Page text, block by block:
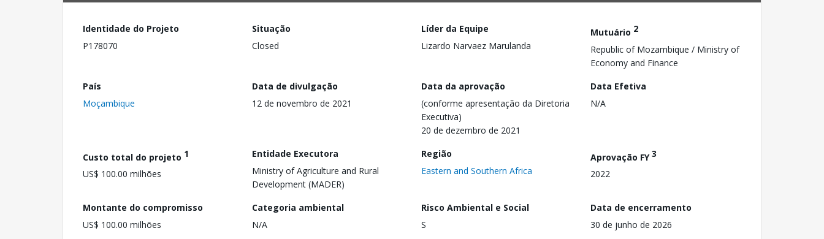
Identidade do Projeto
P178070
Situação
Closed
Líder da Equipe
Lizardo Narvaez Marulanda
Mutuário 2
Republic of Mozambique / Ministry of
Economy and Finance
País
Moçambique
Data de divulgação
12 de novembro de 2021
Data da aprovação
(conforme apresentação da Diretoria
Executiva)
20 de dezembro de 2021
Data Efetiva
N/A
Custo total do projeto 1
US$ 100.00 milhões
Entidade Executora
Ministry of Agriculture and Rural
Development (MADER)
Região
Eastern and Southern Africa
Aprovação FY3
2022
Montante do compromisso
US$ 100.00 milhões
Categoria ambiental
N/A
Risco Ambiental e Social
S
Data de encerramento
30 de junho de 2026